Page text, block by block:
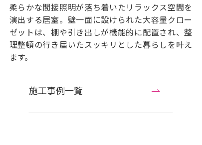
柔らかな間接照明が落ち着いたリラックス空間を
演出する居室。壁一面に設けられた大容量クロー
ゼットは、棚や引き出しが機能的に配置され、整
理整頓の行き届いたスッキリとした暮らしを叶え
ます。
施工事例一覧